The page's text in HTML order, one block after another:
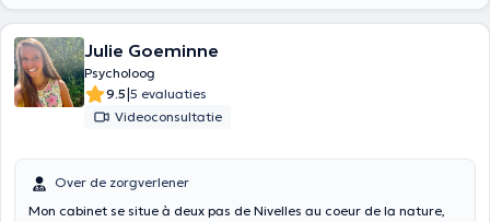
Julie Goeminne
Psycholoog
9.5|5 evaluaties
Videoconsultatie
Over de zorgverlener
Mon cabinet se situe à deux pas de Nivelles au coeur de la nature,